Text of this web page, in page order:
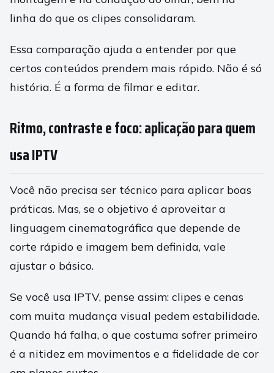
linha do que os clipes consolidaram.
Essa comparação ajuda a entender por que
certos conteúdos prendem mais rápido. Não é só
história. É a forma de filmar e editar.
Ritmo, contraste e foco: aplicação para quem
usa IPTV
Você não precisa ser técnico para aplicar boas
práticas. Mas, se o objetivo é aproveitar a
linguagem cinematográfica que depende de
corte rápido e imagem bem definida, vale
ajustar o básico.
Se você usa IPTV, pense assim: clipes e cenas
com muita mudança visual pedem estabilidade.
Quando há falha, o que costuma sofrer primeiro
é a nitidez em movimentos e a fidelidade de cor